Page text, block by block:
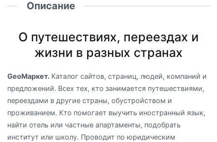
Описание
О путешествиях, переездах и
жизни в разных странах
GeoМаркет. Каталог сайтов, страниц, людей, компаний и
предложений. Всех тех, кто занимается путешествиями,
переездами в другие страны, обустройством и
проживанием. Кто помогает выучить иностранный язык,
найти отель или частные апартаменты, подобрать
институт или школу. Проводит по юридическим